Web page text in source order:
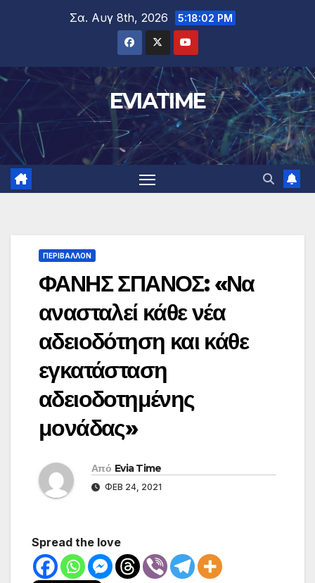
Σα. Αυγ 8th, 2026 5:18:03 PM
EVIATIME
ΠΕΡΙΒΑΛΛΟΝ
ΦΑΝΗΣ ΣΠΑΝΟΣ: «Να
ανασταλεί κάθε νέα
αδειοδότηση και κάθε
εγκατάσταση
αδειοδοτημένης
μονάδας»
Από Evia Time
ΦΕΒ 24, 2021
Spread the love